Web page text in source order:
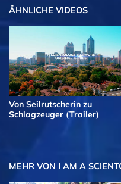
ÄHNLICHE VIDEOS
Von Seilrutscherin zu
Schlagzeuger (Trailer)
MEHR VON I AM A